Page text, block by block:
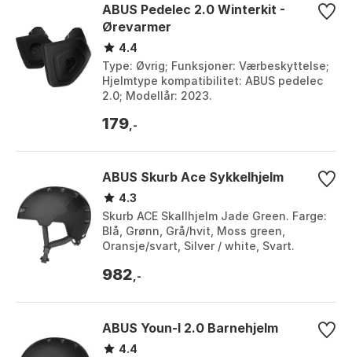
ABUS Pedelec 2.0 Winterkit -
Ørevarmer
4.4
Type: Øvrig; Funksjoner: Værbeskyttelse;
Hjelmtype kompatibilitet: ABUS pedelec
2.0; Modellår: 2023.
179 ,-
ABUS Skurb Ace Sykkelhjelm
4.3
Skurb ACE Skallhjelm Jade Green. Farge:
Blå, Grønn, Grå/hvit, Moss green,
Oransje/svart, Silver / white, Svart.
M.
982 ,-
ABUS Youn-I 2.0 Barnehjelm
4.4